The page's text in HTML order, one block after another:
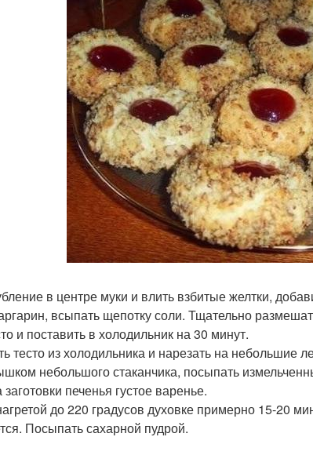
в центре муки и влить взбитые желтки,
всыпать щепотку соли. Тщательно
и поставить в холодильник на 30 минут.
тесто из холодильника и нарезать на небольшие
небольшого стаканчика, посыпать
печенья густое варенье.
до 220 градусов духовке примерно 15-20
Посыпать сахарной пудрой.